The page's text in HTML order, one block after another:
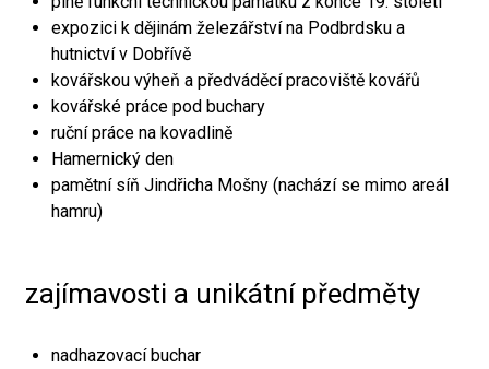
expozici k dějinám železářství na Podbrdsku a
hutnictví v Dobřívě
kovářskou výheň a předváděcí pracoviště kovářů
kovářské práce pod buchary
ruční práce na kovadlině
Hamernický den
pamětní síň Jindřicha Mošny (nachází se mimo areál
hamru)
zajímavosti a unikátní předměty
nadhazovací buchar